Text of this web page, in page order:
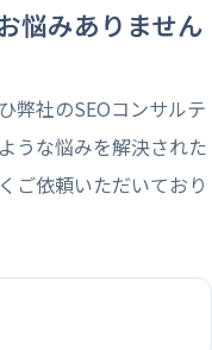
悩みありません
弊社のSEOコンサルテ
うな悩みを解決された
ご依頼いただいており